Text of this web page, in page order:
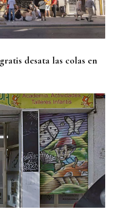
desata las colas en